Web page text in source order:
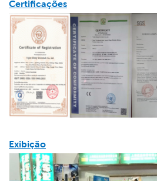
Certificações
Exibição